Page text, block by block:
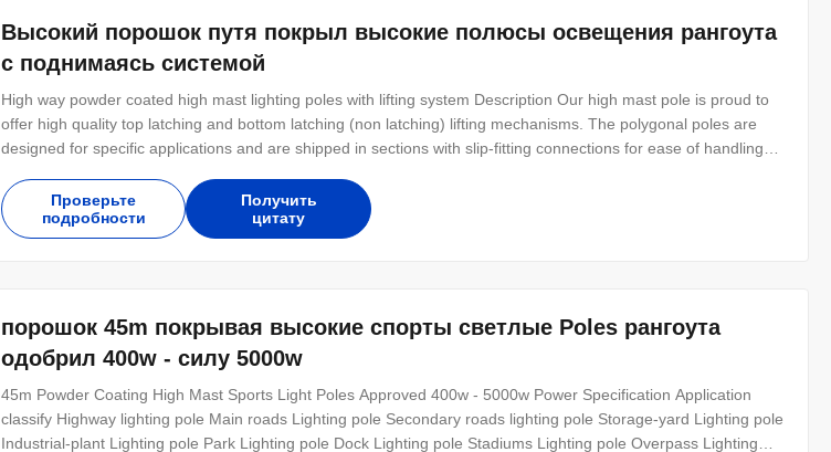
Высокий порошок путя покрыл высокие полюсы освещения рангоута
с поднимаясь системой
High way powder coated high mast lighting poles with lifting system Description Our high mast pole is proud to
offer high quality top latching and bottom latching (non latching) lifting mechanisms. The polygonal poles are
designed for specific applications and are shipped in sections with slip-fitting connections for ease of handling
Minimum yield strength 355 mpa Minimum
Проверьте
подробности
Получить
цитату
порошок 45m покрывая высокие спорты светлые Poles рангоута
одобрил 400w - силу 5000w
45m Powder Coating High Mast Sports Light Poles Approved 400w - 5000w Power Specification Application
classify Highway lighting pole Main roads Lighting pole Secondary roads lighting pole Storage-yard Lighting pole
Industrial-plant Lighting pole Park Lighting pole Dock Lighting pole Stadiums Lighting pole Overpass Lighting